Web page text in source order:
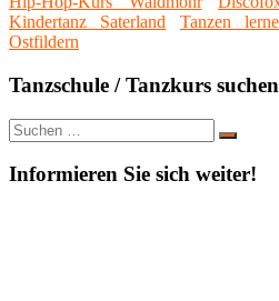
Kindertanz Saterland
Tanzen
Ostfildern
Tanzschule / Tanzkurs
Suche
nach:
Suchen
Informieren Sie sich weiter!